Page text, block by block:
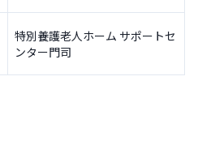
特別養護老人ホーム サポートセ
ンター門司